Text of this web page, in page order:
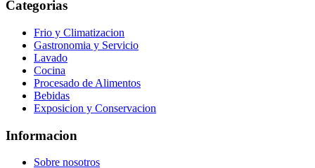
Categorias
Frio y Climatizacion
Gastronomia y Servicio
Lavado
Cocina
Procesado de Alimentos
Bebidas
Exposicion y Conservacion
Informacion
Sobre nosotros